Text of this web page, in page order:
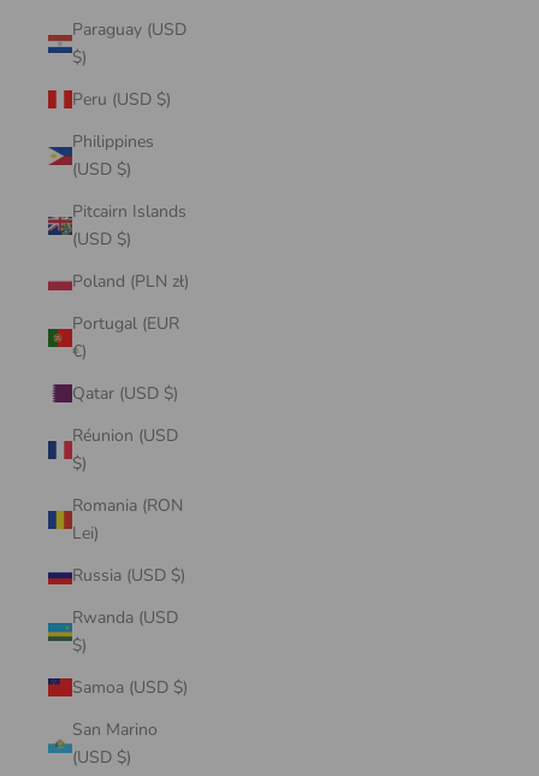
Paraguay (USD
$)
Peru (USD $)
Philippines
(USD $)
Pitcairn Islands
(USD $)
Poland (PLN zł)
Portugal (EUR
€)
Qatar (USD $)
Réunion (USD
$)
Romania (RON
Lei)
Russia (USD $)
Rwanda (USD
$)
Samoa (USD $)
San Marino
(USD $)